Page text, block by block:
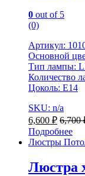
0 out of 5
(0)
Артикул:
Основной
Тип лампы:
Количество
Цоколь: Е14
SKU: n/a
6,600 ₽ 6,700
Подробнее
Люстры
Люстра